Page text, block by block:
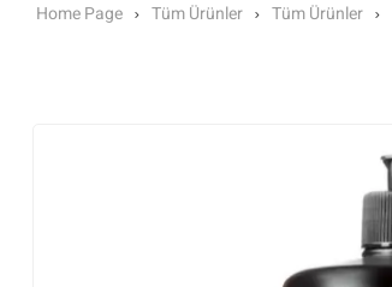
Home Page Tüm Ürünler Tüm Ürünler